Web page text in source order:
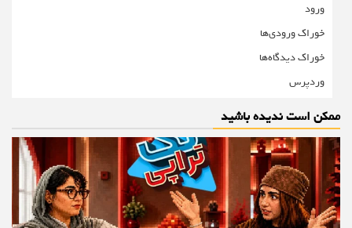
ورود
خوراک ورودی‌ها
خوراک دیدگاه‌ها
وردپرس
ممکن است ندیده باشید